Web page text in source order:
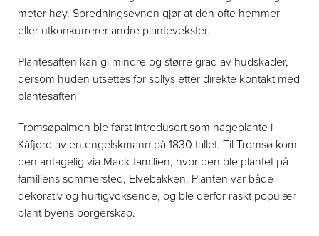
meter høy. Spredningsevnen gjør at den ofte hemmer
eller utkonkurrerer andre plantevekster.
Plantesaften kan gi mindre og større grad av hudskader,
dersom huden utsettes for sollys etter direkte kontakt med
plantesaften
Tromsøpalmen ble først introdusert som hageplante i
Kåfjord av en engelskmann på 1830 tallet. Til Tromsø kom
den antagelig via Mack-familien, hvor den ble plantet på
familiens sommersted, Elvebakken. Planten var både
dekorativ og hurtigvoksende, og ble derfor raskt populær
blant byens borgerskap.